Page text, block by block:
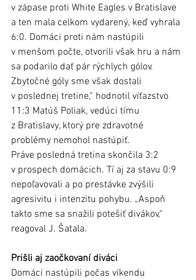
v zápase proti White Eagles v Bratislave
a ten mala celkom vydarený, keď vyhrala
6:0. Domáci proti nám nastúpili
v menšom počte, otvorili však hru a nám
sa podarilo dať pár rýchlych gólov.
Zbytočné góly sme však dostali
v poslednej tretine,“ hodnotil víťazstvo
11:3 Matúš Poliak, vedúci tímu
z Bratislavy, ktorý pre zdravotné
problémy nemohol nastúpiť.
Práve posledná tretina skončila 3:2
v prospech domácich. Tí aj za stavu 0:9
nepoľavovali a po prestávke zvýšili
agresivitu i intenzitu pohybu. „Aspoň
takto sme sa snažili potešiť divákov,“
reagoval J. Šatala.
Prišli aj zaočkovaní diváci
Domáci nastúpili počas víkendu